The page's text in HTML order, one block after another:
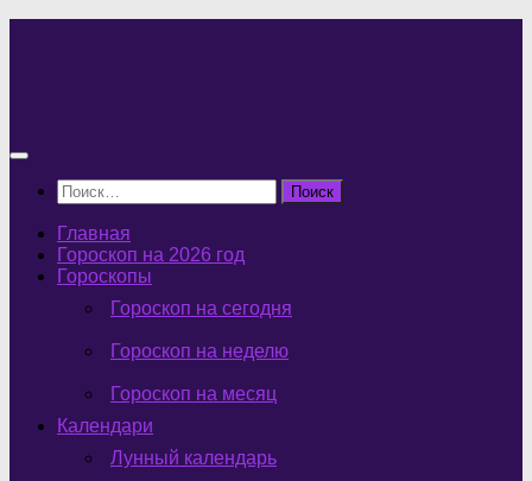
Найти:
Главная
Гороскоп на 2026 год
Гороскопы
Гороскоп на сегодня
Гороскоп на неделю
Гороскоп на месяц
Календари
Лунный календарь